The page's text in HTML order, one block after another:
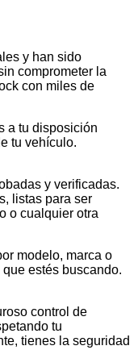
y han sido
comprometer la
con miles de
a tu disposición
tu vehículo.
y verificadas.
listas para ser
o cualquier otra
modelo, marca o
estés buscando.
control de
tu
tienes la seguridad